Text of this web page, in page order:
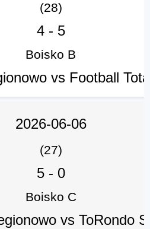
(28)
4- 5
Boisko B
vs Football
2026-06-06
(27)
5- 0
Boisko C
vs ToRondo